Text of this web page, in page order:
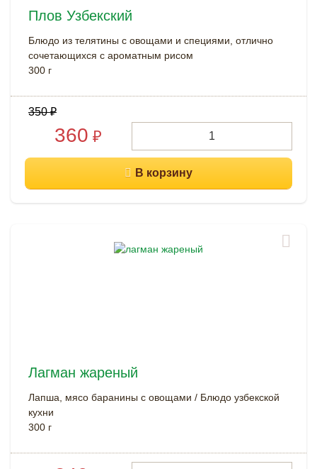
Плов Узбекский
Блюдо из телятины с овощами и специями, отлично
сочетающихся с ароматным рисом
300 г
350₽
360 ₽
Лагман жареный
Лапша, мясо баранины с овощами / Блюдо узбекской
кухни
300 г